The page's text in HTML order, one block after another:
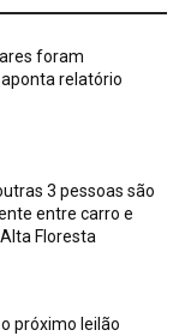
foram
relatório
3 pessoas são
entre carro e
Floresta
próximo leilão